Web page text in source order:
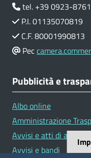
tel. +39 0923-
P.I. 01135070819
C.F. 80001990813
Pec
Pubblicità e
Albo online
Amministrazione
Avvisi e atti di altre
Avvisi e bandi